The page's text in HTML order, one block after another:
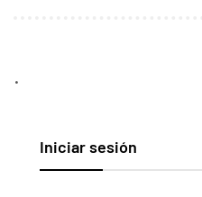
.
Iniciar sesión